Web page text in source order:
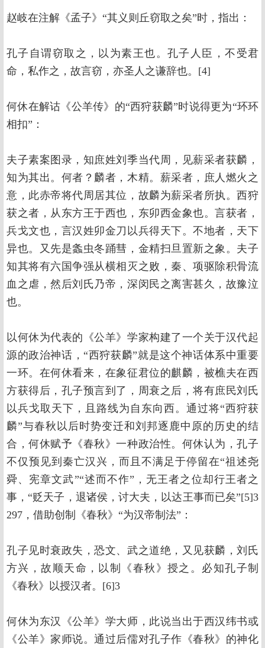
赵岐在注解《孟子》“其义则丘窃取之矣”时，指出：
孔子自谓窃取之，以为素王也。孔子人臣，不受君
命，私作之，故言窃，亦圣人之谦辞也。[4]
何休在解诂《公羊传》的“西狩获麟”时说得更为“环环
相扣”：
夫子素案图录，知庶姓刘季当代周，见薪采者获麟，
知为其出。何者？麟者，木精。薪采者，庶人燃火之
意，此赤帝将代周居其位，故麟为薪采者所执。西狩
获之者，从东方王于西也，东卯西金象也。言获者，
兵戈文也，言汉姓卯金刀以兵得天下。不地者，天下
异也。又先是螽虫冬踊彗，金精扫旦置新之象。夫子
知其将有六国争强从横相灭之败，秦、项驱除积骨流
血之虐，然后刘氏乃帝，深闵民之离害甚久，故豫泣
也。
以何休为代表的《公羊》学家构建了一个关于汉代起
源的政治神话，“西狩获麟”就是这个神话体系中重要
一环。在何休看来，在象征君位的麒麟，被樵夫在西
方获得后，孔子预言到了，周衰之后，将有庶民刘氏
以兵戈取天下，且路线为自东向西。通过将“西狩获
麟”与春秋以后时势变迁和刘邦逐鹿中原的历史的结
合，何休赋予《春秋》一种政治性。何休认为，孔子
不仅预见到秦亡汉兴，而且不满足于停留在“祖述尧
舜、宪章文武”“述而不作”，无王者之位却行王者之
事，“贬天子，退诸侯，讨大夫，以达王事而已矣”[5]3
297，借助创制《春秋》“为汉帝制法”：
孔子见时衰政失，恐文、武之道绝，又见获麟，刘氏
方兴，故顺天命，以制《春秋》授之。必知孔子制
《春秋》以授汉者。[6]3
何休为东汉《公羊》学大师，此说当出于西汉纬书或
《公羊》家师说。通过后儒对孔子作《春秋》的神化